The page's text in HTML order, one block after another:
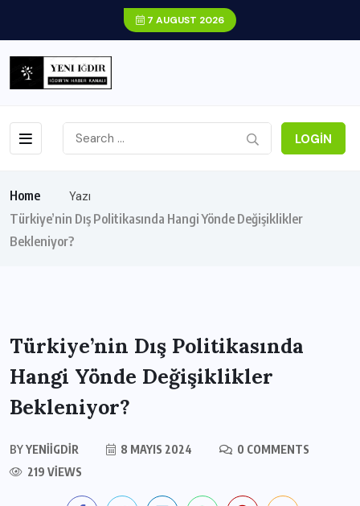
7 AUGUST 2026
LOGIN
Home
Yazı
Türkiye’nin Dış Politikasında Hangi Yönde Değişiklikler
Bekleniyor?
Türkiye’nin Dış Politikasında
Hangi Yönde Değişiklikler
Bekleniyor?
BYYENIIGDIR 8 MAYIS 2024
0 COMMENTS
219 VIEWS